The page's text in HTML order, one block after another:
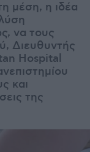
μέση, η ιδέα
να τους
Διευθυντής
Hospital
και
της